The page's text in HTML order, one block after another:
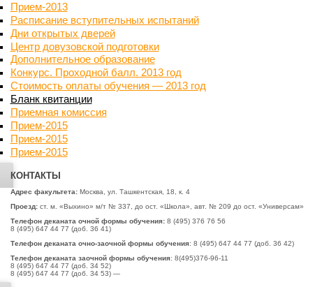
Прием-2013
Расписание вступительных испытаний
Дни открытых дверей
Центрдовузовской подготовки
Дополнительное образование
Конкурс. Проходной балл. 2013 год
Стоимость оплаты обучения — 2013 год
Бланк квитанции
Приемная комиссия
Прием-2015
Прием-2015
Прием-2015
КОНТАКТЫ
Адрес факультета:Москва, ул. Ташкентская, 18, к. 4
Проезд:ст. м. «Выхино» м/т № 337, до ост. «Школа», авт. № 209 до ост. «Универсам»
Телефон деканата очной формы обучения: 8 (495) 376 76 56
8 (495) 647 44 77 (доб. 36 41)
Телефон деканата очно-заочной формы обучения: 8 (495) 647 44 77 (доб. 36 42)
Телефон деканата заочной формы обучения: 8(495)376-96-11
8 (495) 647 44 77 (доб. 34 52)
8 (495) 647 44 77 (доб. 34 53)—